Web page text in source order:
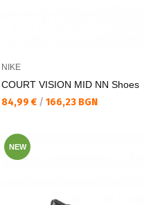
NIKE
COURT VISION MID NN Shoes
Текуща цена:
84,99 € / 166,23 BGN
NEW